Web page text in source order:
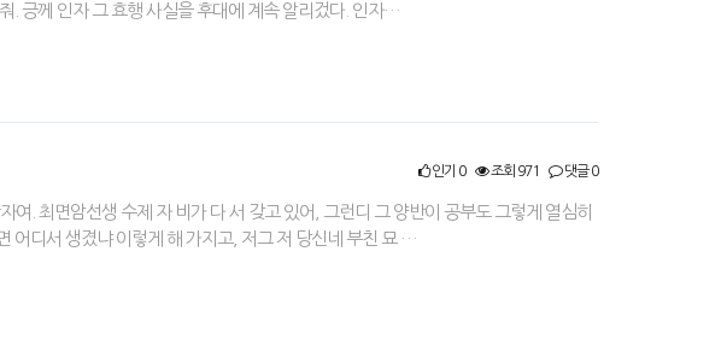
. 긍께 인자 그 효행 사실을 후대에 계속 알리겄다. 인자…
인기 0 조회 971 댓글 0
. 최면암선생 수제 자 비가 다 서 갖고 있어, 그런디 그 양반이 공부도 그렇게 열심히
어디서 생겼냐 이렇게 해 가지고, 저그 저 당신네 부친 묘 …